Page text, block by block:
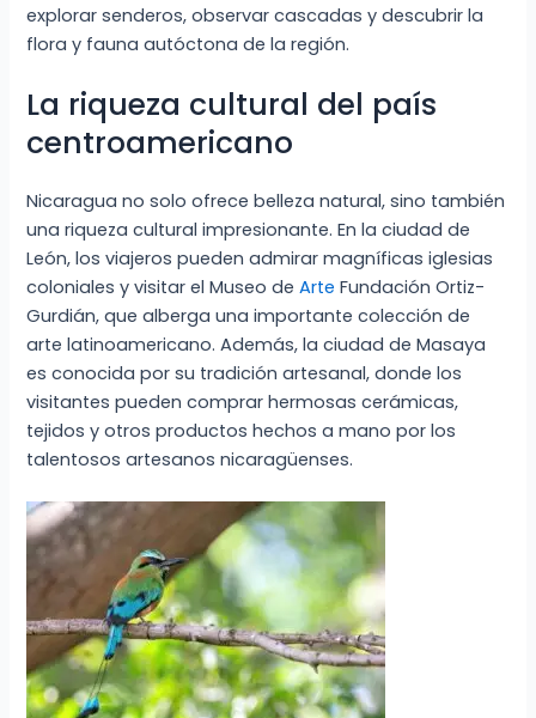
explorar senderos, observar cascadas y descubrir la
flora y fauna autóctona de la región.
La riqueza cultural del país
centroamericano
Nicaragua no solo ofrece belleza natural, sino también
una riqueza cultural impresionante. En la ciudad de
León, los viajeros pueden admirar magníficas iglesias
coloniales y visitar el Museo deArte Fundación Ortiz-
Gurdián, que alberga una importante colección de
arte latinoamericano. Además, la ciudad de Masaya
es conocida por su tradición artesanal, donde los
visitantes pueden comprar hermosas cerámicas,
tejidos y otros productos hechos a mano por los
talentosos artesanos nicaragüenses.